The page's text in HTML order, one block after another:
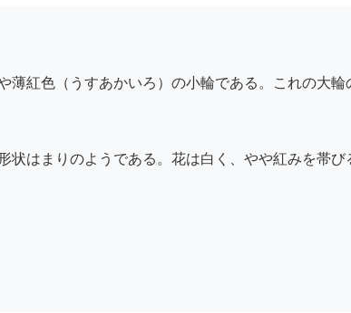
紅色（うすあかいろ）の小輪である。これの大
はまりのようである。花は白く、やや紅みを帯